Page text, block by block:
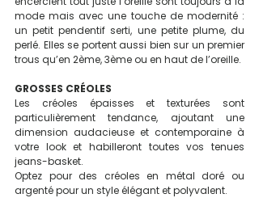
mode mais avec une touche de modernité :
un petit pendentif serti, une petite plume, du
perlé. Elles se portent aussi bien sur un premier
trous qu’en 2ème, 3ème ou en haut de l’oreille.
GROSSES CRÉOLES
Les créoles épaisses et texturées sont
particulièrement tendance, ajoutant une
dimension audacieuse et contemporaine à
votre look et habilleront toutes vos tenues
jeans-basket.
Optez pour des créoles en métal doré ou
argenté pour un style élégant et polyvalent.